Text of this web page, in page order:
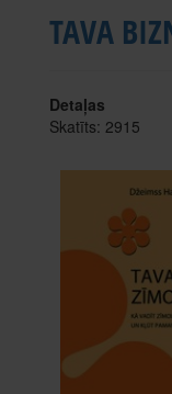
TAVA
Detaļas
Skatīts: 2915